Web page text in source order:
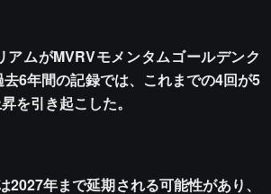
アムがMVRVモメンタムゴールデンク
去6年間の記録では、これまでの4回が5
を引き起こした。
2027年まで延期される可能性があり、